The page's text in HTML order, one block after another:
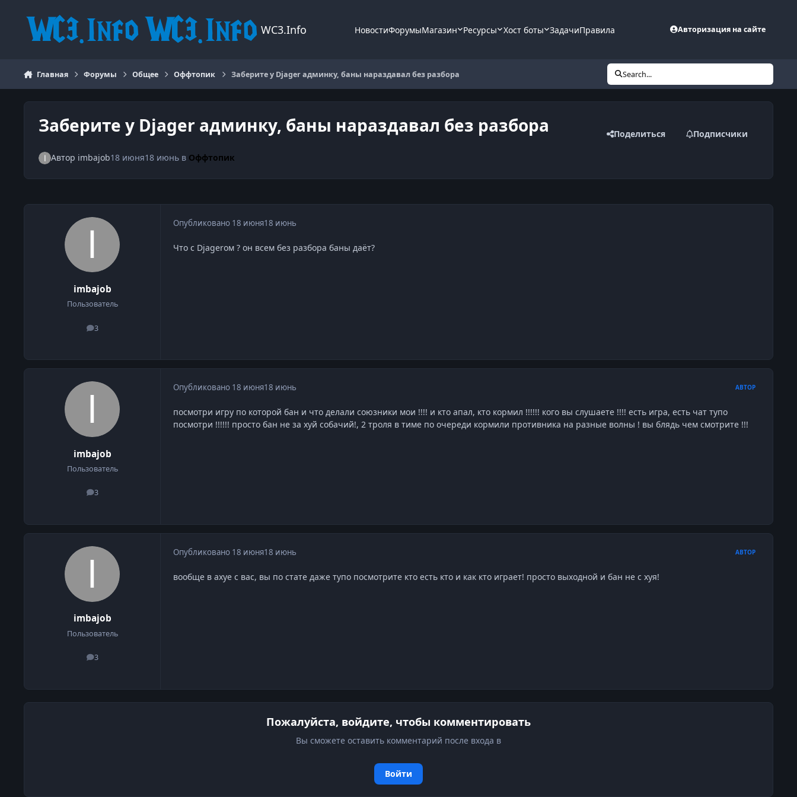
WC3.Info НовостиФорумыМагазин Ресурсы Хост боты ЗадачиПравила Авторизация на сайте
Главная Форумы Общее Оффтопик Заберите у Djager админку, баны нараздавал без разбора Search...
Заберите у Djager админку, баны нараздавал без разбора Поделиться Подписчики
Автор imbajob18 июня18 июньв Оффтопик
imbajob
Пользователь
3
сообщения
Опубликовано 18 июня18 июнь
Что с Djagerом ? он всем без разбора баны даёт?
imbajob
Пользователь
3
сообщения
Опубликовано 18 июня18 июнь АВТОР
посмотри игру по которой бан и что делали союзники мои !!!! и кто апал, кто кормил !!!!!! кого вы слушаете !!!! есть игра, есть чат тупо
посмотри !!!!!! просто бан не за хуй собачий!, 2 троля в тиме по очереди кормили противника на разные волны ! вы блядь чем смотрите !!!
imbajob
Пользователь
3
сообщения
Опубликовано 18 июня18 июнь АВТОР
вообще в ахуе с вас, вы по стате даже тупо посмотрите кто есть кто и как кто играет! просто выходной и бан не с хуя!
Пожалуйста, войдите, чтобы комментировать
Вы сможете оставить комментарий после входа в
Войти